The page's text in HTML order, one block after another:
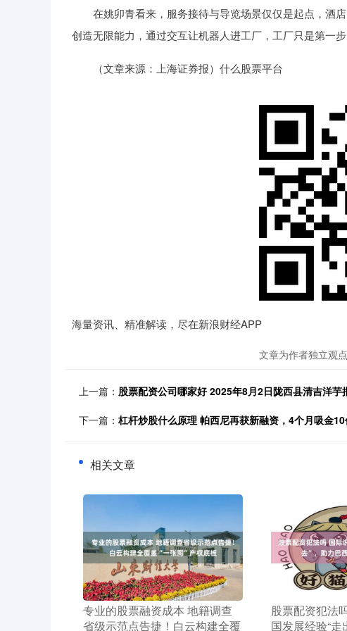
在姚卯青看来，服务接待与导览场景仅仅是起点，酒店
创造无限能力，通过交互让机器人进工厂，工厂只是第一
（文章来源：上海证券报）什么股票平台
海量资讯、精准解读，尽在新浪财经APP
文章为作者独立观
上一篇： 股票配资公司哪家好 2025年8月2日陇西县清吉洋
下一篇： 杠杆炒股什么原理 帕西尼再获新融资，4个月吸金
相关文章
​专业的股票融资成本 地籍调查
省级示范点告捷！白云构建全覆
股票配资犯法
国发展经验“走